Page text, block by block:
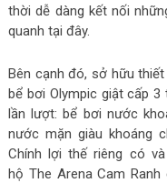
thời dễ dàng kết nối
quanh tại đây.
Bên cạnh đó, sở hữu
bể bơi Olympic giật cấp
lần lượt: bể bơi nước
nước mặn giàu khoáng
Chính lợi thế riêng có
hộ The Arena Cam